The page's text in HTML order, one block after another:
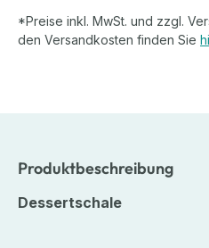
*Preise inkl. MwSt. und zzgl.
den Versandkosten finden Sie
Produktbeschreibung
Dessertschale